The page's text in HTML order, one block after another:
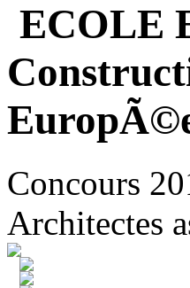
ECOLE
Concours
Architectes